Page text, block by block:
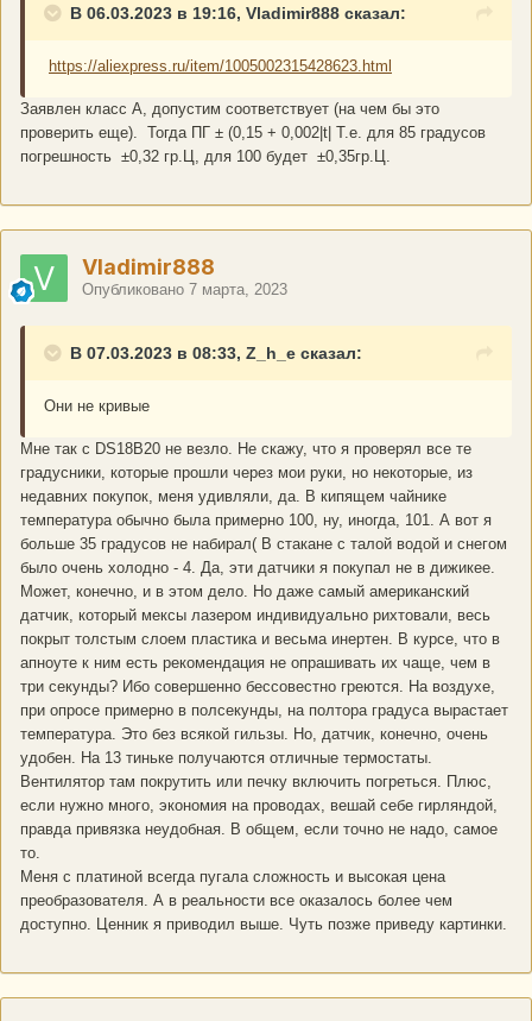
В 06.03.2023 в 19:16, Vladimir888 сказал:
https://aliexpress.ru/item/1005002315428623.html
Заявлен класс А, допустим соответствует (на чем бы это
проверить еще). Тогда ПГ ± (0,15 + 0,002|t| Т.е. для 85 градусов
погрешность ±0,32 гр.Ц, для 100 будет ±0,35гр.Ц.
Vladimir888
Опубликовано 7 марта, 2023
В 07.03.2023 в 08:33, Z_h_e сказал:
Они не кривые
Мне так с DS18B20 не везло. Не скажу, что я проверял все те
градусники, которые прошли через мои руки, но некоторые, из
недавних покупок, меня удивляли, да. В кипящем чайнике
температура обычно была примерно 100, ну, иногда, 101. А вот я
больше 35 градусов не набирал( В стакане с талой водой и снегом
было очень холодно - 4. Да, эти датчики я покупал не в дижикее.
Может, конечно, и в этом дело. Но даже самый американский
датчик, который мексы лазером индивидуально рихтовали, весь
покрыт толстым слоем пластика и весьма инертен. В курсе, что в
апноуте к ним есть рекомендация не опрашивать их чаще, чем в
три секунды? Ибо совершенно бессовестно греются. На воздухе,
при опросе примерно в полсекунды, на полтора градуса вырастает
температура. Это без всякой гильзы. Но, датчик, конечно, очень
удобен. На 13 тиньке получаются отличные термостаты.
Вентилятор там покрутить или печку включить погреться. Плюс,
если нужно много, экономия на проводах, вешай себе гирляндой,
правда привязка неудобная. В общем, если точно не надо, самое
то.
Меня с платиной всегда пугала сложность и высокая цена
преобразователя. А в реальности все оказалось более чем
доступно. Ценник я приводил выше. Чуть позже приведу картинки.